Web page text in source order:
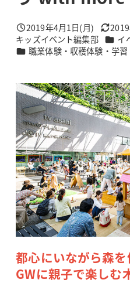
投稿日
2019年4月1日(月) 更新日
著
者
キッズイベント編集部 カテイ
カテゴリー
職業体験・収穫体験・学習
都心にいながら森を
GWに親子で楽しむ